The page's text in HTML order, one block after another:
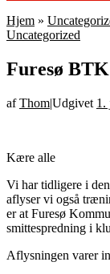
Hjem »
Uncategorized
Furesø
afThom|Udgivet 1.
Kære alle
Vi har tidligere i
aflyser vi også
er at Furesø
smittespredning i
Aflysningen varer